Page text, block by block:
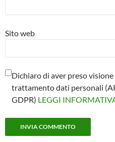
Sito web
Dichiaro di aver preso
trattamento dati personali
GDPR) LEGGI